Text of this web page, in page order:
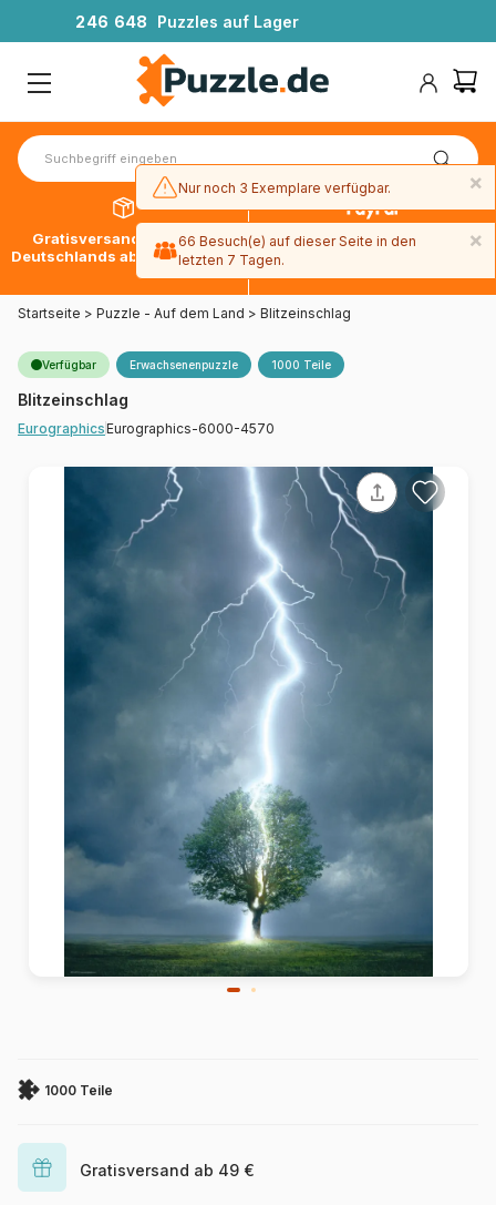
246 648 Puzzles auf Lager
Gratisversand innerhalb
Deutschlands ab 49 € mit DPD
30 Tage später bezahlen
Startseite > Puzzle - Auf dem Land > Blitzeinschlag
Verfügbar Erwachsenenpuzzle 1000 Teile
Blitzeinschlag
EurographicsEurographics-6000-4570
1000 Teile
Gratisversand ab 49 €
×
Nur noch 3 Exemplare verfügbar.
×
66 Besuch(e) auf dieser Seite in den
letzten 7 Tagen.